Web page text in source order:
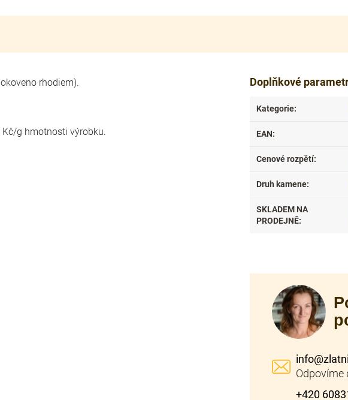
rhodiem).
g hmotnosti výrobku.
Doplňkové
Kategorie:
EAN:
Cenové rozpětí:
Druh kamene:
SKLADEM NA
PRODEJNĚ:
info@
+420